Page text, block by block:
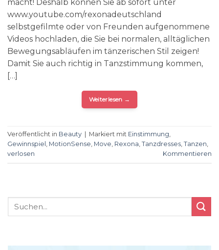
macht! Deshalb können Sie ab sofort unter
www.youtube.com/rexonadeutschland
selbstgefilmte oder von Freunden aufgenommene
Videos hochladen, die Sie bei normalen, alltäglichen
Bewegungsabläufen im tänzerischen Stil zeigen!
Damit Sie auch richtig in Tanzstimmung kommen,
[…]
Weiterlesen →
Veröffentlicht in Beauty Markiert mit Einstimmung
Gewinnspiel
MotionSense Move Rexona Tanzdresses Tanzen
verlosen
Kommentieren